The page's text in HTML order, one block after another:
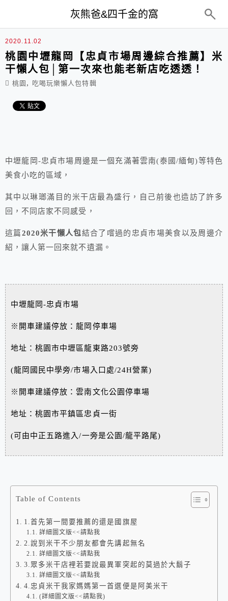
灰熊爸&四千金的窩
2020.11.02
桃園中壢龍岡【忠貞市場周邊綜合推薦】米
干懶人包│第一次來也能老新店吃透透！
桃園 , 吃喝玩樂懶人包特輯
中壢龍岡-忠貞市場周邊是一個充滿著雲南(泰國/緬甸)等特色
美食小吃的區域，
其中以琳瑯滿目的米干店最為盛行，自己前後也造訪了許多
回，不同店家不同感受，
這篇2020米干懶人包結合了嚐過的忠貞市場美食以及周邊介
紹，讓人第一回來就不遺漏。
中壢龍岡-忠貞市場
※開車建議停放：龍岡停車場
地址：桃園市中壢區龍東路203號旁
(龍岡國民中學旁/市場入口處/24H營業)
※開車建議停放：雲南文化公園停車場
地址：桃園市平鎮區忠貞一街
(可由中正五路進入/一旁是公園/龍平路尾)
Table of Contents
1.首先第一間要推薦的還是國旗屋
詳細圖文版<<請點我
2.說到米干不少朋友都會先講起無名
詳細圖文版<<請點我
3.眾多米干店裡若要說最異軍突起的莫過於大鬍子
詳細圖文版<<請點我
4.忠貞米干我家媽媽第一首選便是阿美米干
(詳細圖文版<<請點我)